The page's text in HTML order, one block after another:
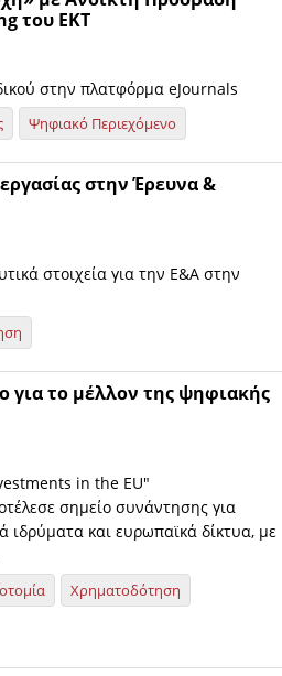
του ΕΚΤ
στην πλατφόρμα eJournals
Ψηφιακό Περιεχόμενο
στην Έρευνα &
στοιχεία για την Ε&Α στην
για το μέλλον της ψηφιακής
in the EU"
σημείο συνάντησης για
ιδρύματα και ευρωπαϊκά δίκτυα, με
Χρηματοδότηση